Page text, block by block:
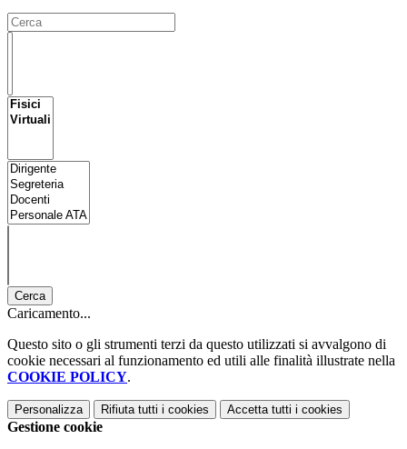
Cerca
Caricamento...
Questo sito o gli strumenti terzi da questo utilizzati si avvalgono di
cookie necessari al funzionamento ed utili alle finalità illustrate nella
COOKIE POLICY.
Personalizza Rifiuta tutti i cookies Accetta tutti i cookies
Gestione cookie